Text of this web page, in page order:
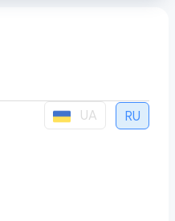
UA RU